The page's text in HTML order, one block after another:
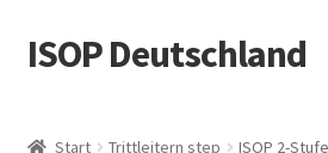
Zur
Navigation
Zum
Inhalt
ISOP Deutschland
Start Trittleitern step ISOP 2-